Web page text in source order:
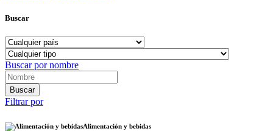
Buscar
Buscar por nombre
Filtrar por
Alimentación y bebidas